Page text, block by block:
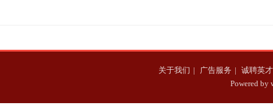
关于我们 | 广告服务 | 诚聘英才
Powered by